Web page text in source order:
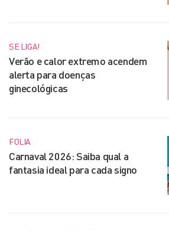
SE LIGA!
Verão e calor extremo acendem
alerta para doenças
ginecológicas
FOLIA
Carnaval 2026: Saiba qual a
fantasia ideal para cada signo